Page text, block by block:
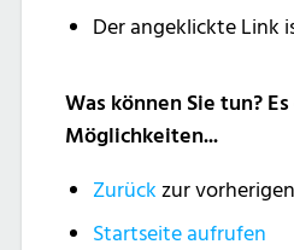
Der angeklickte Link
Was können Sie tun?
Möglichkeiten...
Zurück zur
Startseite aufrufen